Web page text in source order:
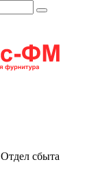
Отдел сбыта